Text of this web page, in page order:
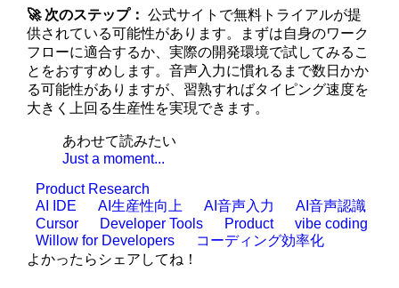
🚀 次のステップ： 公式サイトで無料トライアルが提
供されている可能性があります。まずは自身のワーク
フローに適合するか、実際の開発環境で試してみるこ
とをおすすめします。音声入力に慣れるまで数日かか
る可能性がありますが、習熟すればタイピング速度を
大きく上回る生産性を実現できます。
あわせて読みたい
Just a moment...
Product Research
AI IDE
AI生産性向上 AI音声入力
AI音声認識
Cursor
Developer Tools Product
vibe coding
Willow for Developers
コーディング効率化
よかったらシェアしてね！